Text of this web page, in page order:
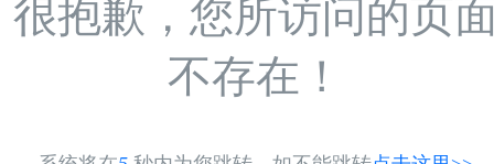
很抱歉，您所访问的页
不存在！